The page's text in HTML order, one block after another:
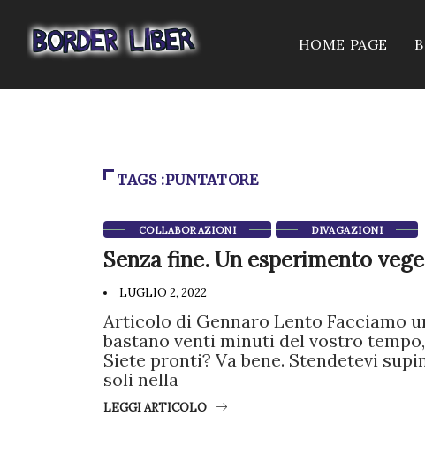
HOME PAGE
TAGS :PUNTATORE
COLLABORAZIONI DIVAGAZIONI
Senza fine. Un esperimento
LUGLIO 2, 2022
Articolo di Gennaro Lento Facciamo
bastano venti minuti del vostro
Siete pronti? Va bene. Stendetevi
soli nella
LEGGI ARTICOLO